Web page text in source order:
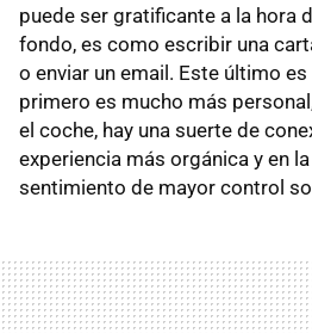
puede ser gratificante a la hora
fondo, es como escribir una
o enviar un email. Este último
primero es mucho más
el coche, hay una suerte de
experiencia más orgánica y en
sentimiento de mayor control